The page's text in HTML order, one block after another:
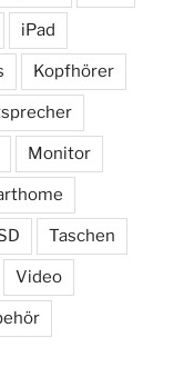
iPad
Kopfhörer
Monitor
Taschen
Video